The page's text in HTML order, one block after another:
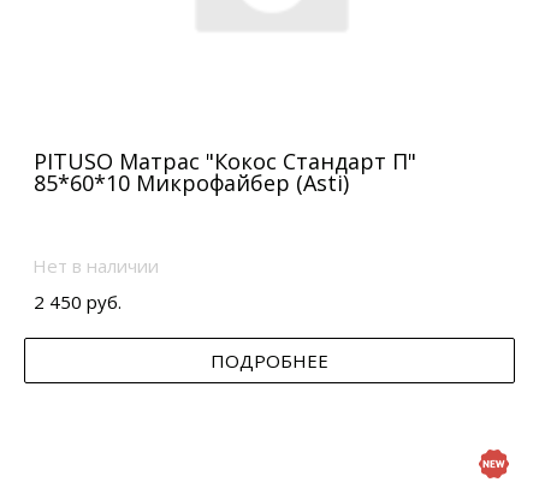
PITUSO Матрас "Кокос Стандарт П"
85*60*10 Микрофайбер (Asti)
Нет в наличии
2 450 руб.
ПОДРОБНЕЕ